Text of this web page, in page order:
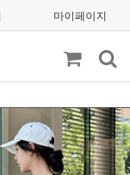
마이페이지